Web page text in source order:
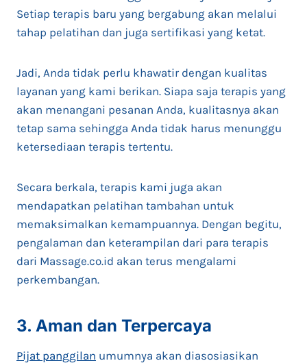
Setiap terapis baru yang bergabung akan melalui
tahap pelatihan dan juga sertifikasi yang ketat.
Jadi, Anda tidak perlu khawatir dengan kualitas
layanan yang kami berikan. Siapa saja terapis yang
akan menangani pesanan Anda, kualitasnya akan
tetap sama sehingga Anda tidak harus menunggu
ketersediaan terapis tertentu.
Secara berkala, terapis kami juga akan
mendapatkan pelatihan tambahan untuk
memaksimalkan kemampuannya. Dengan begitu,
pengalaman dan keterampilan dari para terapis
dari Massage.co.id akan terus mengalami
perkembangan.
3. Aman dan Terpercaya
Pijat panggilan umumnya akan diasosiasikan